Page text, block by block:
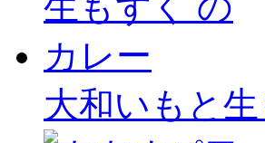
大和いもと